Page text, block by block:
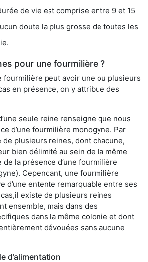
de vie est comprise entre 9 et 15
doute la plus grosse de toutes les
pour une fourmilière ?
fourmilière peut avoir une ou plusieurs
en présence, on y attribue des
seule reine renseigne que nous
d’une fourmilière monogyne. Par
de plusieurs reines, dont chacune,
bien délimité au sein de la même
la présence d’une fourmilière
Cependant, une fourmilière
d’une entente remarquable entre ses
existe de plusieurs reines
ensemble, mais dans des
dans la même colonie et dont
dévouées sans aucune
d’alimentation